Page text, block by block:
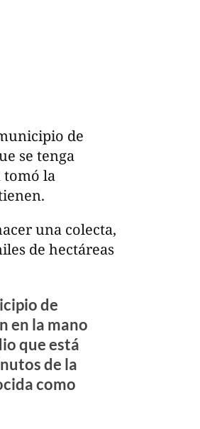
de
se tenga
tomó la
una colecta,
de hectáreas
de
en la mano
que está
de la
como